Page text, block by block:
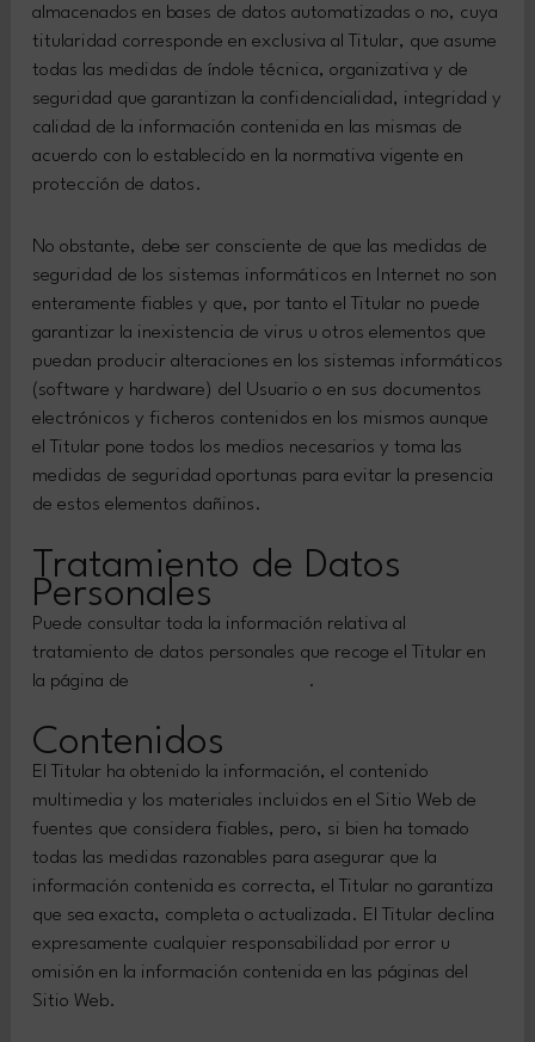
almacenados en bases de datos automatizadas o no, cuya
titularidad corresponde en exclusiva al Titular, que asume
todas las medidas de índole técnica, organizativa y de
seguridad que garantizan la confidencialidad, integridad y
calidad de la información contenida en las mismas de
acuerdo con lo establecido en la normativa vigente en
protección de datos.
No obstante, debe ser consciente de que las medidas de
seguridad de los sistemas informáticos en Internet no son
enteramente fiables y que, por tanto el Titular no puede
garantizar la inexistencia de virus u otros elementos que
puedan producir alteraciones en los sistemas informáticos
(software y hardware) del Usuario o en sus documentos
electrónicos y ficheros contenidos en los mismos aunque
el Titular pone todos los medios necesarios y toma las
medidas de seguridad oportunas para evitar la presencia
de estos elementos dañinos.
Tratamiento de Datos
Personales
Puede consultar toda la información relativa al
tratamiento de datos personales que recoge el Titular en
la página de
.
Contenidos
El Titular ha obtenido la información, el contenido
multimedia y los materiales incluidos en el Sitio Web de
fuentes que considera fiables, pero, si bien ha tomado
todas las medidas razonables para asegurar que la
información contenida es correcta, el Titular no garantiza
que sea exacta, completa o actualizada. El Titular declina
expresamente cualquier responsabilidad por error u
omisión en la información contenida en las páginas del
Sitio Web.